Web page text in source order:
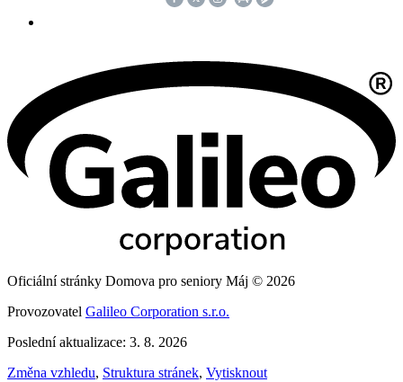
Oficiální stránky Domova pro seniory Máj © 2026
Provozovatel Galileo Corporation s.r.o.
Poslední aktualizace: 3. 8. 2026
Změna vzhledu, Struktura stránek, Vytisknout